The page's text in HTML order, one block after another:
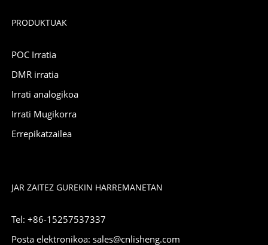
PRODUKTUAK
POC Irratia
DMR irratia
Irrati analogikoa
Irrati Mugikorra
Errepikatzailea
JAR ZAITEZ GUREKIN HARREMANETAN
Tel: +86-15257537337
Posta elektronikoa: sales@cnlisheng.com